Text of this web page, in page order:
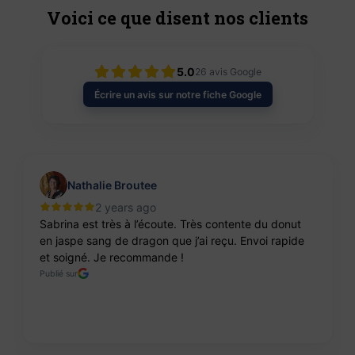
Voici ce que disent nos clients
5.026 avis Google
Écrire un avis sur notre fiche Google
Nathalie Broutee
2 years ago
Sabrina est très à l’écoute. Très contente du donut
en jaspe sang de dragon que j’ai reçu. Envoi rapide
et soigné. Je recommande !
Publié sur